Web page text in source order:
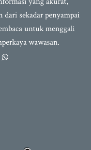
sekadar penyampai
untuk menggali
wawasan.